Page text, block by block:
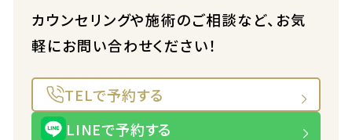
カウンセリングや施術のご相談など、お気
軽にお問い合わせください！
TELで予約する
LINEで予約する